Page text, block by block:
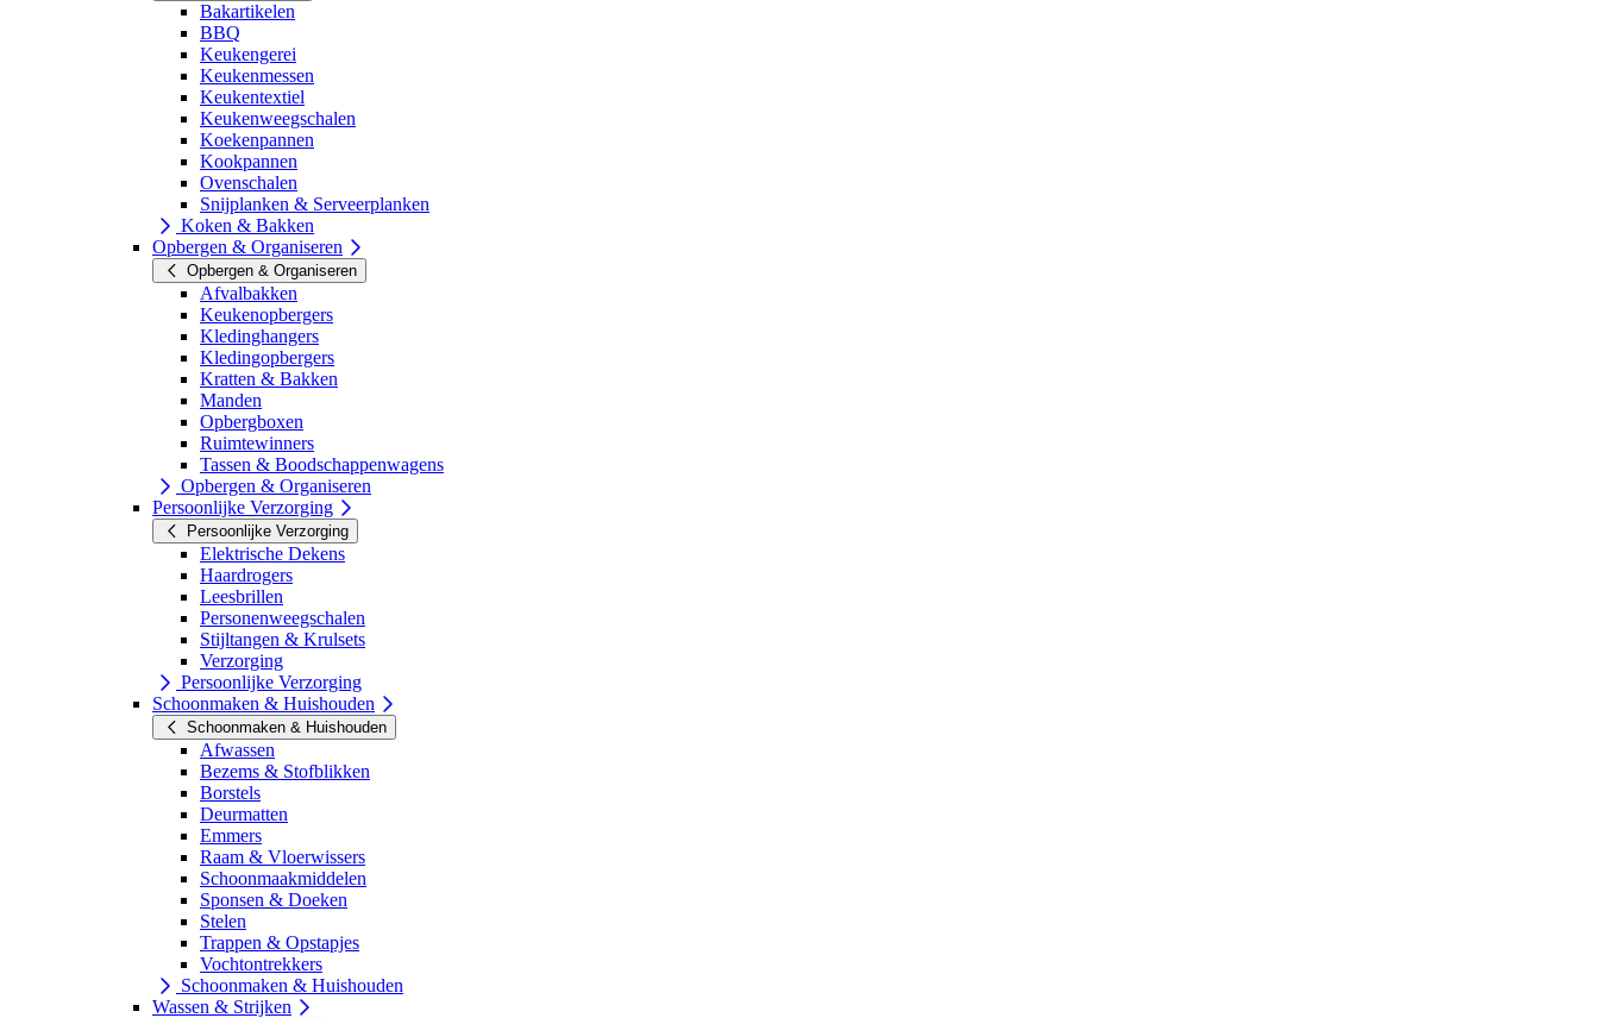
Bakartikelen
BBQ
Keukengerei
Keukenmessen
Keukentextiel
Keukenweegschalen
Koekenpannen
Kookpannen
Ovenschalen
Snijplanken & Serveerplanken
Koken & Bakken
Opbergen & Organiseren
Opbergen & Organiseren
Afvalbakken
Keukenopbergers
Kledinghangers
Kledingopbergers
Kratten & Bakken
Manden
Opbergboxen
Ruimtewinners
Tassen & Boodschappenwagens
Opbergen & Organiseren
Persoonlijke Verzorging
Persoonlijke Verzorging
Elektrische Dekens
Haardrogers
Leesbrillen
Personenweegschalen
Stijltangen & Krulsets
Verzorging
Persoonlijke Verzorging
Schoonmaken & Huishouden
Schoonmaken & Huishouden
Afwassen
Bezems & Stofblikken
Borstels
Deurmatten
Emmers
Raam & Vloerwissers
Schoonmaakmiddelen
Sponsen & Doeken
Stelen
Trappen & Opstapjes
Vochtontrekkers
Schoonmaken & Huishouden
Wassen & Strijken